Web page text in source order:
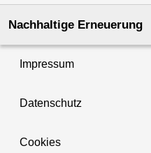
Nachhaltige Erneuerung
Impressum
Datenschutz
Cookies